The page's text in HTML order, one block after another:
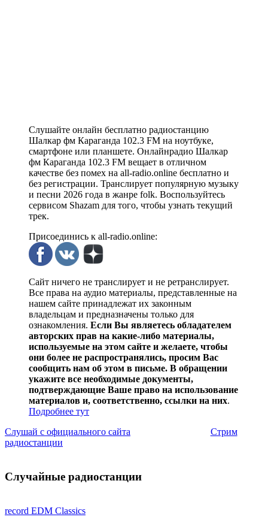
Слушайте онлайн бесплатно радиостанцию
Шалкар фм Караганда 102.3 FM на ноутбуке,
смартфоне или планшете. Онлайнрадио Шалкар
фм Караганда 102.3 FM вещает в отличном
качестве без помех на all-radio.online бесплатно и
без регистрации. Транслирует популярную музыку
и песни 2026 года в жанре folk. Воспользуйтесь
сервисом Shazam для того, чтобы узнать текущий
трек.
Присоединись к all-radio.online:
Сайт ничего не транслирует и не ретранслирует.
Все права на аудио материалы, представленные на
нашем сайте принадлежат их законным
владельцам и предназначены только для
ознакомления. Если Вы являетесь обладателем
авторских прав на какие-либо материалы,
используемые на этом сайте и желаете, чтобы
они более не распространялись, просим Вас
сообщить нам об этом в письме. В обращении
укажите все необходимые документы,
подтверждающие Ваше право на использование
материалов и, соответственно, ссылки на них.
Подробнее тут
Слушай с официального сайта
Стрим
радиостанции
Случайные радиостанции
record EDM Classics